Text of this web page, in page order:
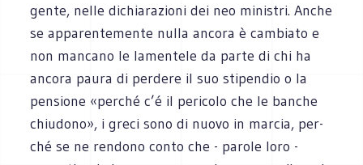
gente, nelle dichia­ra­zioni dei neo ministri. Anche
se appa­ren­te­mente nulla ancora è cam­biato e
non man­cano le lamen­tele da parte di chi ha
ancora paura di per­dere il suo sti­pen­dio o la
pen­sione «per­ché c’é il peri­colo che le ban­che
chiu­dono», i greci sono di nuovo in mar­cia, per­
ché se ne ren­dono conto che - parole loro -